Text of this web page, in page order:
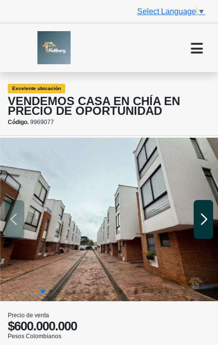
Select Language ▼
Excelente ubicación
VENDEMOS CASA EN CHÍA EN
PRECIO DE OPORTUNIDAD
Código. 9969077
Precio de venta
$600.000.000
Pesos Colombianos